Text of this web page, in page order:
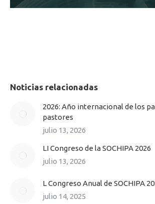
PUBLICACIONES
Noticias relacionadas
2026: Año internacional de los
pastores
julio 13, 2026
LI Congreso de la SOCHIPA 2026
julio 13, 2026
L Congreso Anual de SOCHIPA
julio 14, 2025